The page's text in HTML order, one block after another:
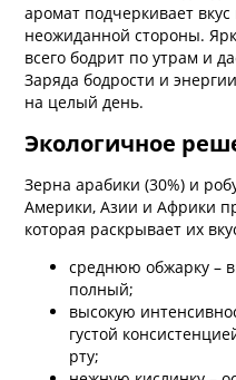
получите, хватит на целый
Экологичное
Зерна арабики (30%) и
Америки, Азии и Африки
раскрывает их вкусовой
среднюю обжарку –
высокую
консистенцией и
нежную кислинку –
послевкусие.
приготовления в
относится к Bioлинейке, а
и не несут вреда для